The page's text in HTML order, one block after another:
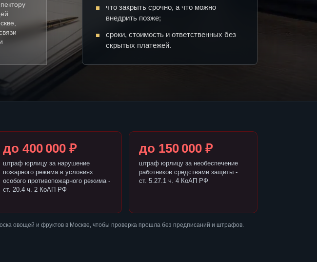
что закрыть срочно, а что можно
внедрить позже;
сроки, стоимость и ответственных без
скрытых платежей.
до 400 000 ₽
штраф юрлицу за нарушение
пожарного режима в условиях
особого противопожарного режима -
ст. 20.4 ч. 2 КоАП РФ
до 150 000 ₽
штраф юрлицу за необеспечение
работников средствами защиты -
ст. 5.27.1 ч. 4 КоАП РФ
овощей и фруктов в Москве, чтобы проверка прошла без предписаний и штрафов.